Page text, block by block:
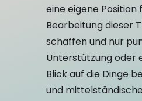
eine eigene Position
Bearbeitung dieser
schaffen und nur
Unterstützung oder
Blick auf die Dinge
und